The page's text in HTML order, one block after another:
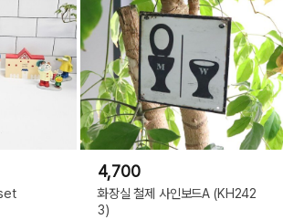
4,700
화장실 철제 사인보드A (KH242
3)